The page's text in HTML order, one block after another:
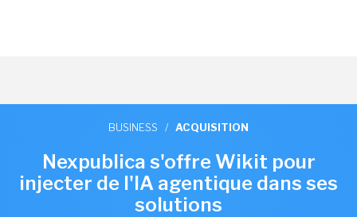
BUSINESS / ACQUISITION
Nexpublica s'offre Wikit pour
injecter de l'IA agentique dans ses
solutions